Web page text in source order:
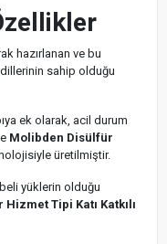
hazırlanan ve bu
sahip olduğu
ek olarak, acil durum
Molibden Disülfür
üretilmiştir.
yüklerin olduğu
Hizmet Tipi Katı Katkılı